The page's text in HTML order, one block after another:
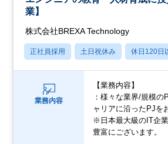
業】
株式会社BREXA Technology
正社員採用 土日祝休み 休日120日
業務内容
【業務内容】
：様々な業界/規模
ャリアに沿ったPJを
※日本最大級のIT企
豊富にございます。